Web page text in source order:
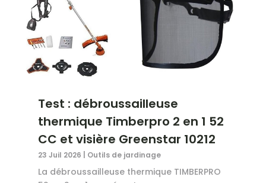
Test : débroussailleuse
thermique Timberpro 2 en 1 52
CC et visière Greenstar 10212
23 Juil 2026 Outils de jardinage
La débroussailleuse thermique TIMBERPRO